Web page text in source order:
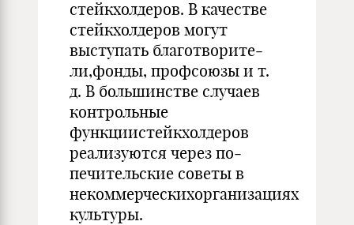
стейкхолдеров. В качестве
стейкхолдеров могут
выступать благотворите­
ли,фонды, профсоюзы и т.
д. В большинстве случаев
кон­трольные
функциистейкхолдеров
реализуются через по­
печительские советы в
некоммерческихорганизациях
культуры.